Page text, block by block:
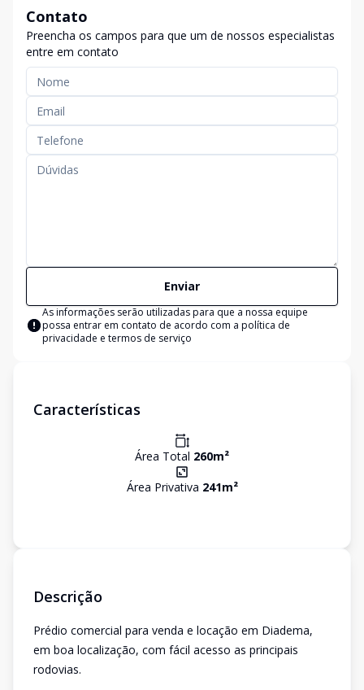
Contato
Preencha os campos para que um de nossos especialistas
entre em contato
Enviar
As informações serão utilizadas para que a nossa equipe
possa entrar em contato de acordo com a política de
privacidade e termos de serviço
Características
Área Total 260m²
Área Privativa 241m²
Descrição
Prédio comercial para venda e locação em Diadema,
em boa localização, com fácil acesso as principais
rodovias.